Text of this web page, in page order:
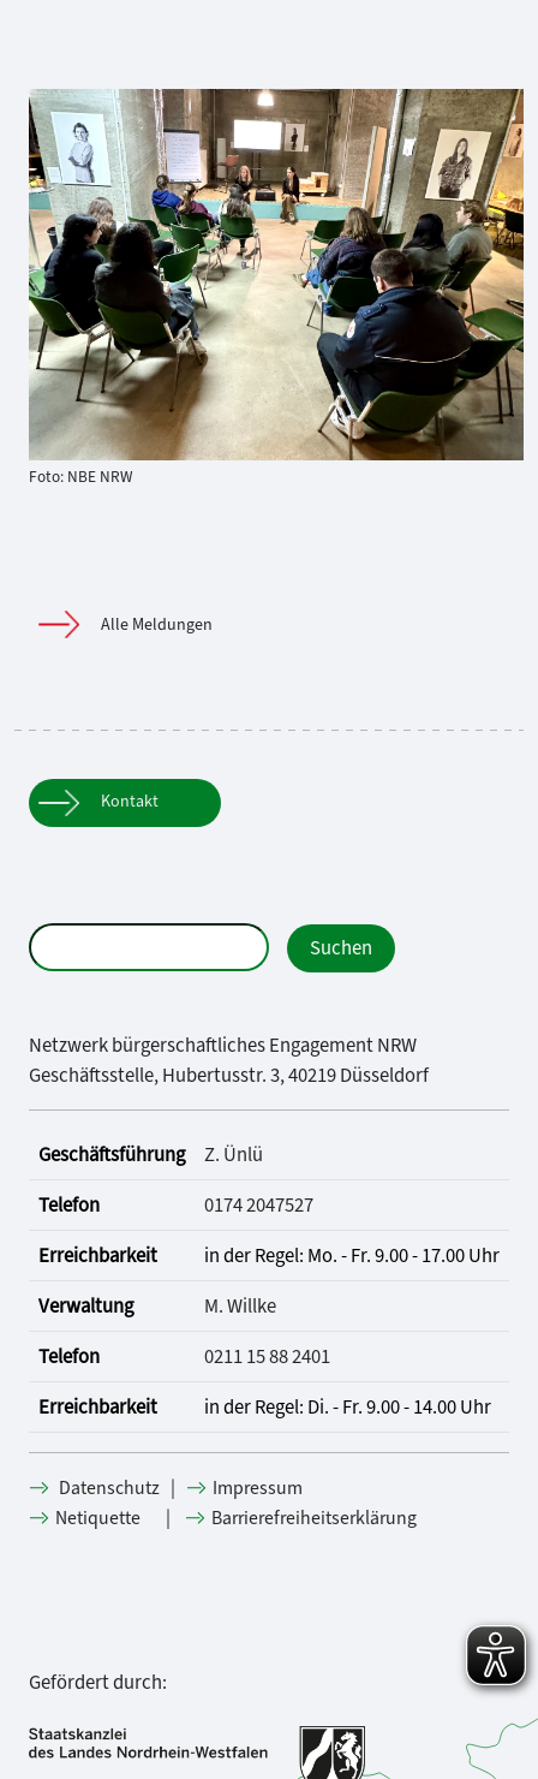
Foto: NBE NRW
Alle Meldungen
Kontakt
Netzwerk bürgerschaftliches Engagement NRW
Geschäftsstelle, Hubertusstr. 3, 40219 Düsseldorf
Geschäftsführung
Z. Ünlü
Telefon
0174 2047527
Erreichbarkeit
in der Regel: Mo. - Fr. 9.00 - 17.00 Uhr
Verwaltung
M. Willke
Telefon
0211 15 88 2401
Erreichbarkeit
in der Regel: Di. - Fr. 9.00 - 14.00 Uhr
Datenschutz |
Impressum
Netiquette
| Barrierefreiheitserklärung
Gefördert durch: